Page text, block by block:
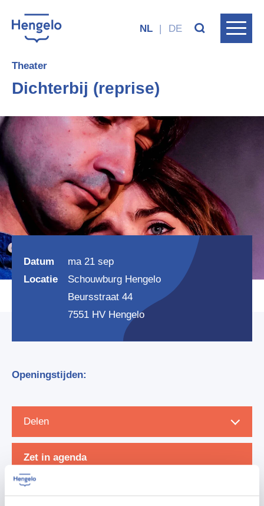
NL | DE
Theater
Dichterbij (reprise)
Datum
ma 21 sep
Locatie
Schouwburg Hengelo
Beursstraat 44
7551 HV Hengelo
Openingstijden:
Delen
Zet in agenda
Routebeschrijving